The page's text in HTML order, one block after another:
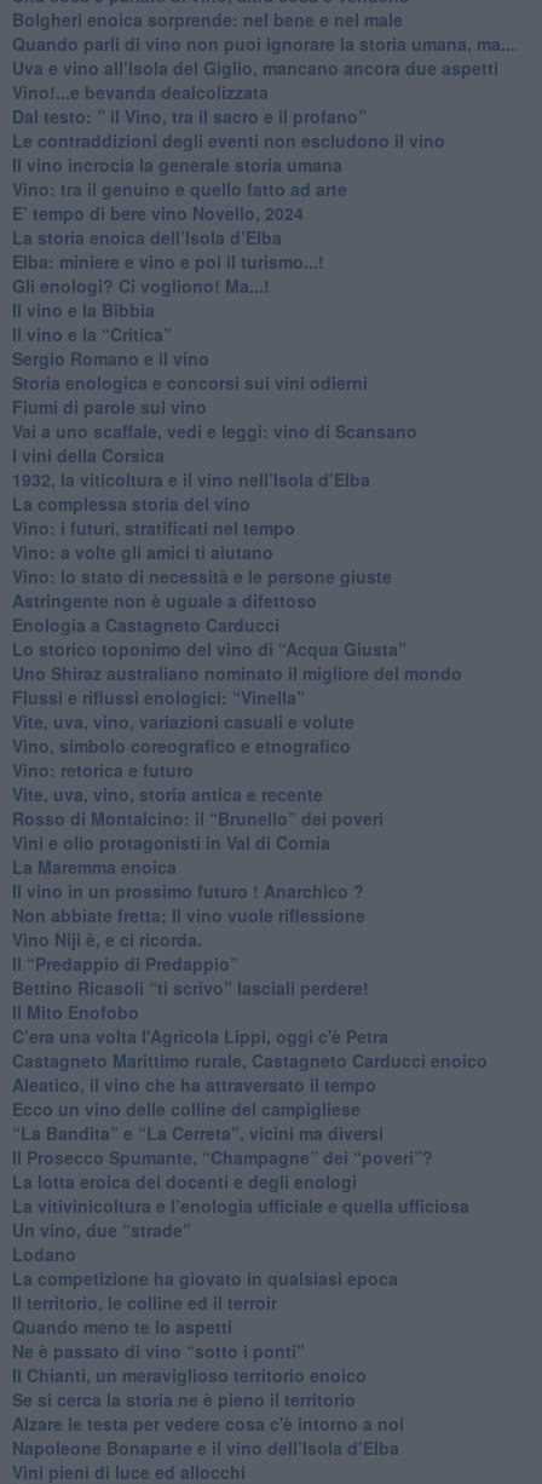
Bolgheri enoica sorprende: nel bene e nel male
​Quando parli di vino non puoi ignorare la storia umana, ma...
Uva e vino all’Isola del Giglio, mancano ancora due aspetti
​Vino!...e bevanda dealcolizzata
​Dal testo: ” il Vino, tra il sacro e il profano”
Le contraddizioni degli eventi non escludono il vino
​Il vino incrocia la generale storia umana
Vino: tra il genuino e quello fatto ad arte
E’ tempo di bere vino Novello, 2024
La storia enoica dell’Isola d’Elba
Elba: miniere e vino e poi il turismo...!
​Gli enologi? Ci vogliono! Ma...!
​Il vino e la Bibbia
​Il vino e la “Critica”
Sergio Romano e il vino
​Storia enologica e concorsi sui vini odierni
Fiumi di parole sul vino
​Vai a uno scaffale, vedi e leggi: vino di Scansano
​I vini della Corsica
​1932, la viticoltura e il vino nell’Isola d’Elba
​La complessa storia del vino
​Vino: i futuri, stratificati nel tempo
Vino: a volte gli amici ti aiutano
Vino: lo stato di necessità e le persone giuste
​Astringente non è uguale a difettoso
Enologia a Castagneto Carducci
Lo storico toponimo del vino di “Acqua Giusta”
Uno Shiraz australiano nominato il migliore del mondo
​Flussi e riflussi enologici: “Vinella”
Vite, uva, vino, variazioni casuali e volute
Vino, simbolo coreografico e etnografico
​Vino: retorica e futuro
​Vite, uva, vino, storia antica e recente
​Rosso di Montalcino: il “Brunello” dei poveri
Vini e olio protagonisti in Val di Cornia
​La Maremma enoica
Il vino in un prossimo futuro ! Anarchico ?
​Non abbiate fretta; Il vino vuole riflessione
​Vino Niji è, e ci ricorda.
Il “Predappio di Predappio”
Bettino Ricasoli “ti scrivo” lasciali perdere!
Il Mito Enofobo
​C’era una volta l'Agricola Lippi, oggi c'è Petra
​Castagneto Marittimo rurale, Castagneto Carducci enoico
Aleatico, il vino che ha attraversato il tempo
Ecco un vino delle colline del campigliese
“La Bandita” e “La Cerreta”, vicini ma diversi
​Il Prosecco Spumante, “Champagne” dei “poveri”?
​La lotta eroica dei docenti e degli enologi
​La vitivinicoltura e l’enologia ufficiale e quella ufficiosa
​Un vino, due “strade”
Lodano
​La competizione ha giovato in qualsiasi epoca
Il territorio, le colline ed il terroir
Quando meno te lo aspetti
​Ne è passato di vino “sotto i ponti"
​Il Chianti, un meraviglioso territorio enoico
​Se si cerca la storia ne è pieno il territorio
Alzare le testa per vedere cosa c'è intorno a noi
​Napoleone Bonaparte e il vino dell’Isola d’Elba
Vini pieni di luce ed allocchi